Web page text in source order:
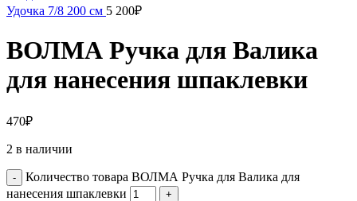
Удочка 7/8 200 см 5 200₽
ВОЛМА Ручка для Валика
для нанесения шпаклевки
470₽
2 в наличии
Количество товара ВОЛМА Ручка для Валика для
нанесения шпаклевки